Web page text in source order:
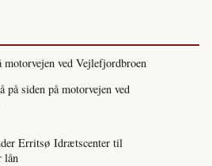
ved Vejlefjordbroen
siden på motorvejen ved
Erritsø Idrætscenter til
lån